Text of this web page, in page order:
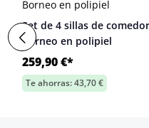
Set de 4 sillas de comedor
Borneo en polipiel
259,90 €*
Te ahorras: 43,70 €